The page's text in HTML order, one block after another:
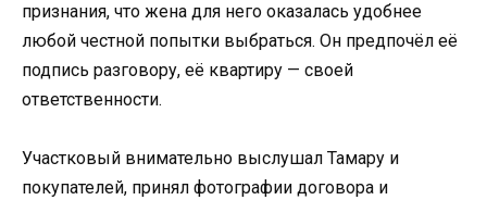
признания, что жена для него оказалась удобнее
любой честной попытки выбраться. Он предпочёл её
подпись разговору, её квартиру — своей
ответственности.
Участковый внимательно выслушал Тамару и
покупателей, принял фотографии договора и